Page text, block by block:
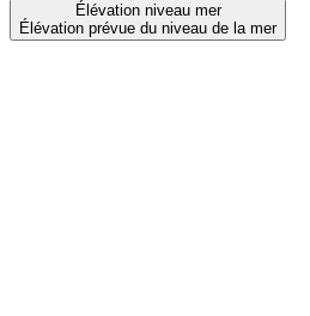
Élévation niveau mer
Élévation prévue du niveau de la mer